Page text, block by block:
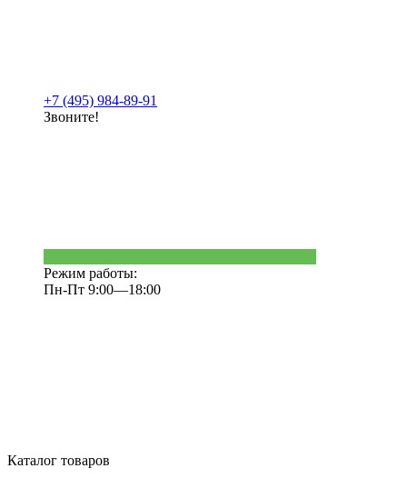
+7 (495) 984-89-91
Звоните!
Режим работы:
Пн-Пт 9:00—18:00
Каталог товаров